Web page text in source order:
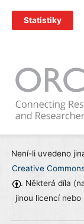
Statistiky
Není-li uvedeno
Creative
. Některá díla
jinou licencí